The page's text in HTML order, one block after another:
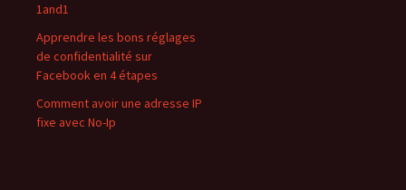
1and1
Apprendre les bons réglages
de confidentialité sur
Facebook en 4 étapes
Comment avoir une adresse IP
fixe avec No-Ip